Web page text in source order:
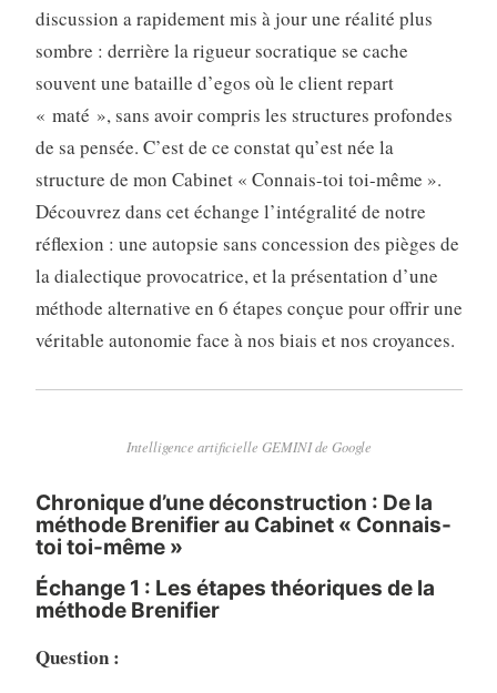
discussion a rapidement mis à jour une réalité plus
sombre : derrière la rigueur socratique se cache
souvent une bataille d’egos où le client repart
« maté », sans avoir compris les structures profondes
de sa pensée. C’est de ce constat qu’est née la
structure de mon Cabinet « Connais-toi toi-même ».
Découvrez dans cet échange l’intégralité de notre
réflexion : une autopsie sans concession des pièges de
la dialectique provocatrice, et la présentation d’une
méthode alternative en 6 étapes conçue pour offrir une
véritable autonomie face à nos biais et nos croyances.
Intelligence artificielle GEMINI de Google
Chronique d’une déconstruction : De la
méthode Brenifier au Cabinet « Connais-
toi toi-même »
Échange 1 : Les étapes théoriques de la
méthode Brenifier
Question :